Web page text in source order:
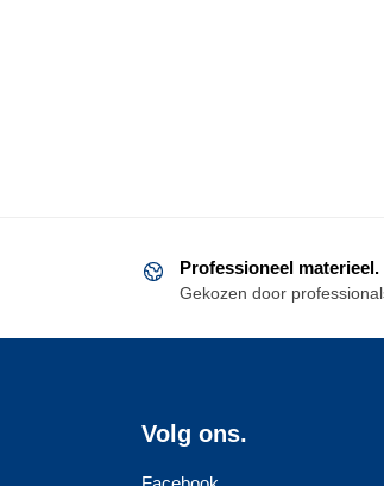
Professioneel materieel.
Gekozen door
Volg ons.